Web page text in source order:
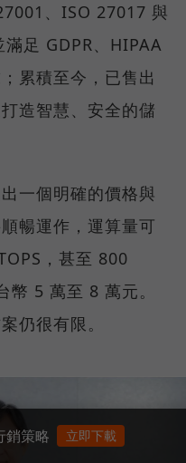
、ISO 27017 與
足 GDPR、HIPAA
累積至今，已售出
造智慧、安全的儲
一個明確的價格與
暢運作，運算量可
，甚至 800
幣 5 萬至 8 萬元。
仍很有限。
銷策略 立即下載